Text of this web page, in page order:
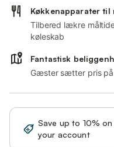
Køkkenapparater til
Tilbered lækre
køleskab
Fantastisk
Gæster sætter pris på
Save up to 10%
your account